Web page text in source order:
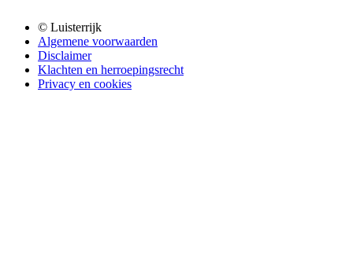
© Luisterrijk
Algemene voorwaarden
Disclaimer
Klachten en herroepingsrecht
Privacy en cookies